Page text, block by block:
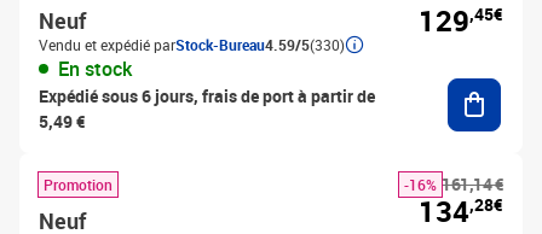
Neuf
Vendu et expédié parStock-Bureau4.59/5(330)
En stock
Expédié sous 6 jours, frais de port à partir de
5,49 €
129,45€
Promotion
Neuf
161,14 €
-16%
134,28€